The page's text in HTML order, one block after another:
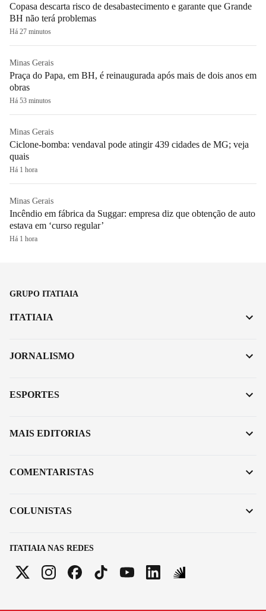
Copasa descarta risco de desabastecimento e garante que Grande
BH não terá problemas
Há 27 minutos
Minas Gerais
Praça do Papa, em BH, é reinaugurada após mais de dois anos em
obras
Há 53 minutos
Minas Gerais
Ciclone-bomba: vendaval pode atingir 439 cidades de MG; veja
quais
Há 1 hora
Minas Gerais
Incêndio em fábrica da Suggar: empresa diz que obtenção de auto
estava em ‘curso regular’
Há 1 hora
GRUPO ITATIAIA
ITATIAIA NAS REDES
ITATIAIA
JORNALISMO
ESPORTES
MAIS EDITORIAS
COMENTARISTAS
COLUNISTAS